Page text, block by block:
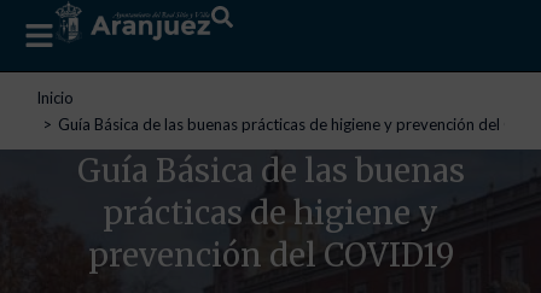
Estás aquí:
Inicio
Guía Básica de las buenas prácticas de higiene y prevención del
Guía Básica de las buenas
prácticas de higiene y
prevención del COVID19